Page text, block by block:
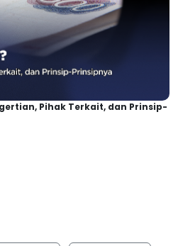
Pihak Terkait, dan Prinsip-